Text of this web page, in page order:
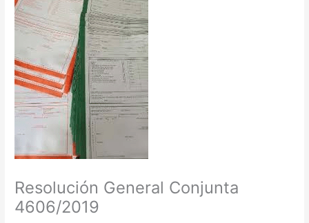
Resolución General Conjunta
4606/2019